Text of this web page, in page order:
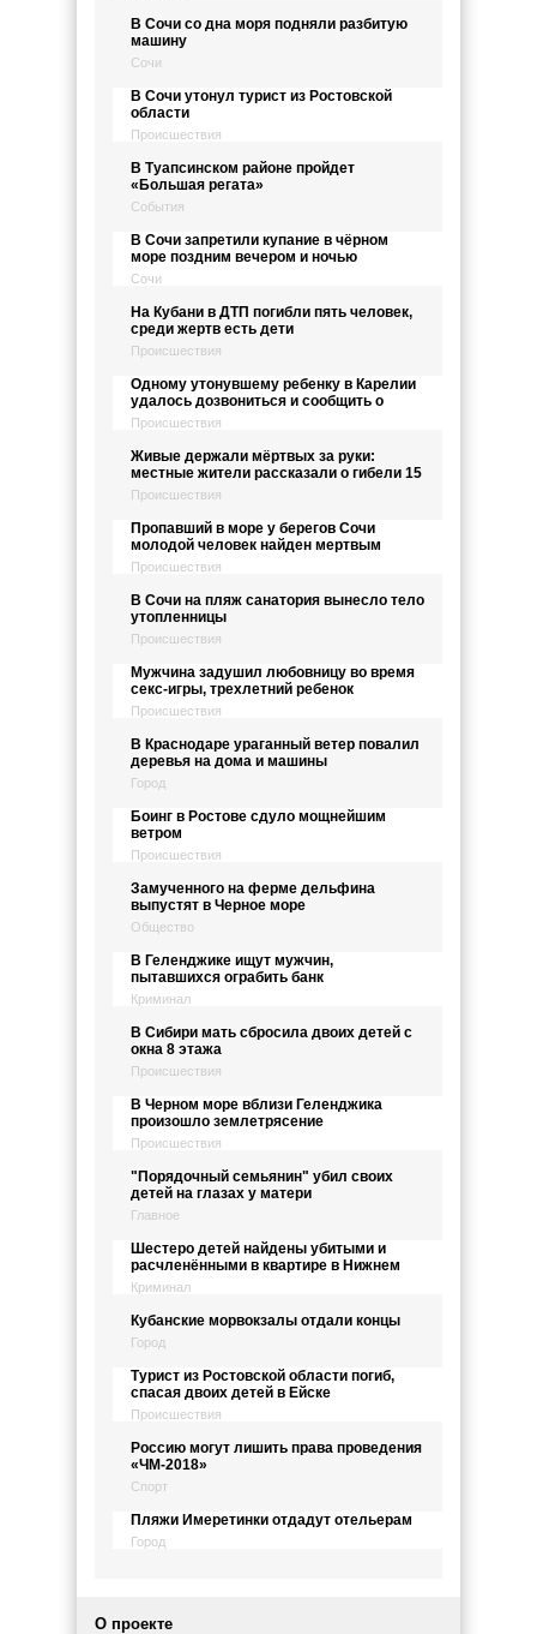
В Сочи со дна моря подняли разбитую
машину
Сочи
В Сочи утонул турист из Ростовской
области
Происшествия
В Туапсинском районе пройдет
«Большая регата»
События
В Сочи запретили купание в чёрном
море поздним вечером и ночью
Сочи
На Кубани в ДТП погибли пять человек,
среди жертв есть дети
Происшествия
Одному утонувшему ребенку в Карелии
удалось дозвониться и сообщить о
Происшествия
Живые держали мёртвых за руки:
местные жители рассказали о гибели 15
Происшествия
Пропавший в море у берегов Сочи
молодой человек найден мертвым
Происшествия
В Сочи на пляж санатория вынесло тело
утопленницы
Происшествия
Мужчина задушил любовницу во время
секс-игры, трехлетний ребенок
Происшествия
В Краснодаре ураганный ветер повалил
деревья на дома и машины
Город
Боинг в Ростове сдуло мощнейшим
ветром
Происшествия
Замученного на ферме дельфина
выпустят в Черное море
Общество
В Геленджике ищут мужчин,
пытавшихся ограбить банк
Криминал
В Сибири мать сбросила двоих детей с
окна 8 этажа
Происшествия
В Черном море вблизи Геленджика
произошло землетрясение
Происшествия
"Порядочный семьянин" убил своих
детей на глазах у матери
Главное
Шестеро детей найдены убитыми и
расчленёнными в квартире в Нижнем
Криминал
Кубанские морвокзалы отдали концы
Город
Турист из Ростовской области погиб,
спасая двоих детей в Ейске
Происшествия
Россию могут лишить права проведения
«ЧМ-2018»
Спорт
Пляжи Имеретинки отдадут отельерам
Город
О проекте